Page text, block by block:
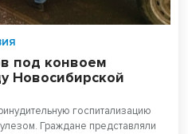
под конвоем
Новосибирской
госпитализацию
Граждане представляли